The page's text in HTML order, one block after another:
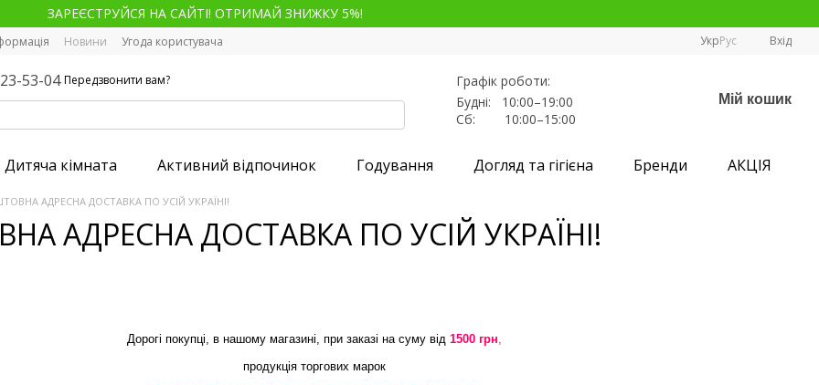
ЗАРЕЄСТРУЙСЯ НА САЙТІ! ОТРИМАЙ ЗНИЖКУ 5%!
Новини Угода користувача УкрРус Вхід
53-04 Передзвонити вам?
Графік роботи:
Будні: 10:00–19:00
Сб: 10:00–15:00
Мій кошик
Дитяча кімната Активний відпочинок Годування Догляд та гігієна Бренди АКЦІЯ
АДРЕСНА ДОСТАВКА ПО УСІЙ УКРАЇНІ!
АДРЕСНА ДОСТАВКА ПО УСІЙ УКРАЇНІ!
Дорогі покупці, в нашому магазині, при заказі на суму від 1500 грн
продукція торгових марок